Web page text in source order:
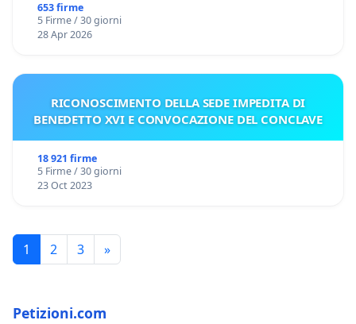
653 firme
5 Firme / 30 giorni
28 Apr 2026
RICONOSCIMENTO DELLA SEDE IMPEDITA DI
BENEDETTO XVI E CONVOCAZIONE DEL CONCLAVE
18 921 firme
5 Firme / 30 giorni
23 Oct 2023
1 2 3 »
Petizioni.com